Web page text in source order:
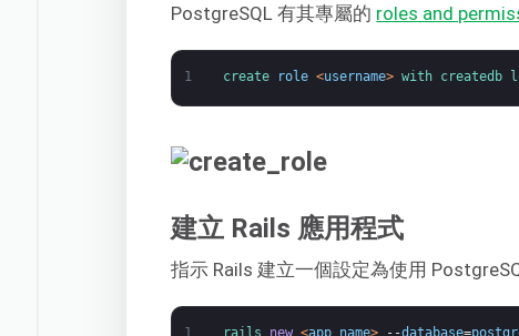
PostgreSQL 有其專屬的 roles and
1 create role <username> with createdb
建立 Rails 應用程式
指示 Rails 建立一個設定為使用